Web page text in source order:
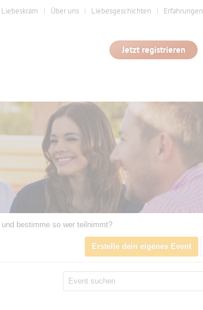
Liebeskram Über uns Liebesgeschichten Erfahrungen
Jetzt registrieren
und bestimme so wer teilnimmt?
Erstelle dein eigenes Event